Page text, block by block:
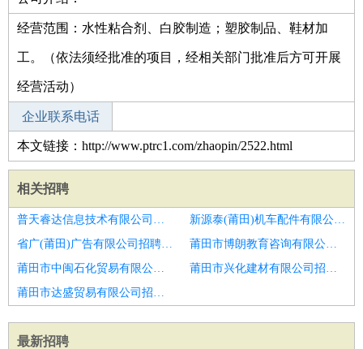
经营范围：水性粘合剂、白胶制造；塑胶制品、鞋材加
工。（依法须经批准的项目，经相关部门批准后方可开展
经营活动）
企业联系电话
本文链接：http://www.ptrc1.com/zhaopin/2522.html
相关招聘
普天睿达信息技术有限公司招聘CNC编程
新源泰(莆田)机车配件有限公司招聘前纺挡车工
省广(莆田)广告有限公司招聘上车工
莆田市博朗教育咨询有限公司招聘数控编程
莆田市中闽石化贸易有限公司招聘挡车工
莆田市兴化建材有限公司招聘CNC技术员
莆田市达盛贸易有限公司招聘普通车工
最新招聘